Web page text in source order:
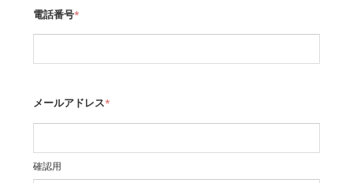
電話番号*
メールアドレス*
確認用